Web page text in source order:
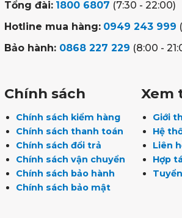
Tổng đài: 1800 6807 (7:30 - 22:00)
Hotline mua hàng: 0949 243 999
Bảo hành: 0868 227 229 (8:00 -
Chính sách
Chính sách kiểm hàng
Chính sách thanh toán
Chính sách đổi trả
Chính sách vận chuyển
Chính sách bảo hành
Chính sách bảo mật
Xem
Giới
Hệ
Liên
Hợp